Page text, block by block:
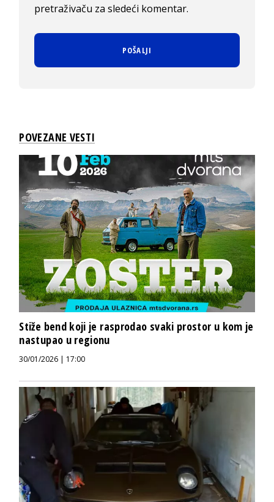
pretraživaču za sledeći komentar.
POVEZANE VESTI
Stiže bend koji je rasprodao svaki prostor u kom je
nastupao u regionu
30/01/2026 | 17:00